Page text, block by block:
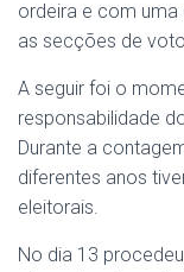
ordeira e com uma
as secções de
A seguir foi o
responsabilidade
Durante a
diferentes anos
eleitorais.
No dia 13